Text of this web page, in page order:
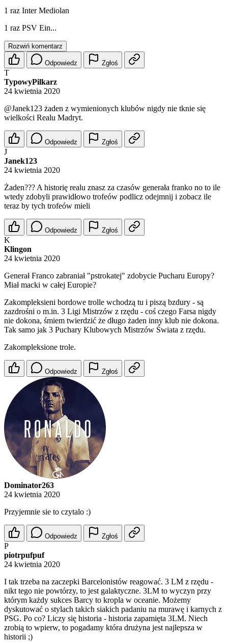
1 raz Inter Mediolan
1 raz PSV Ein...
Rozwiń komentarz
Odpowiedz Zgłoś
T
TypowyPilkarz
24 kwietnia 2020
@Janek123 żaden z wymienionych klubów nigdy nie tknie się
wielkości Realu Madryt.
Odpowiedz Zgłoś
J
Janek123
24 kwietnia 2020
Żaden??? A historię realu znasz za czasów generała franko no to ile
wtedy zdobyli prawidłowo trofeów podlicz odejmnij i zobacz ile
teraz by tych trofeów mieli
Odpowiedz Zgłoś
K
Klingon
24 kwietnia 2020
Generał Franco zabraniał "pstrokatej" zdobycie Pucharu Europy?
Miał macki w całej Europie?
Zakompleksieni bordowe trolle wchodzą tu i piszą bzdury - są
zazdrośni o m.in. 3 Ligi Mistrzów z rzędu - coś czego Farsa nigdy
nie dokona, śmiem twierdzić że długo żaden inny klub nie dokona.
Tak samo jak 3 Puchary Klubowych Mistrzów Świata z rzędu.
Zakompleksione trole.
Odpowiedz Zgłoś
Dominator263
24 kwietnia 2020
Przyjemnie sie to czytalo :)
Odpowiedz Zgłoś
P
piotrpufpuf
24 kwietnia 2020
I tak trzeba na zaczepki Barcelonistów reagować. 3 LM z rzędu -
nikt tego nie powtórzy, to jest galaktyczne. 3LM to wyczyn przy
którym każdy sukces Barcy to kropla w oceanie. Możemy
dyskutować o stylach takich siakich padaniu na murawę i karnych z
PSG. Po co? Liczy się historia - historia zapamięta 3LM. Niech
zrobią to wpierw, to pogadamy która drużyna jest najlepsza w
historii ;)